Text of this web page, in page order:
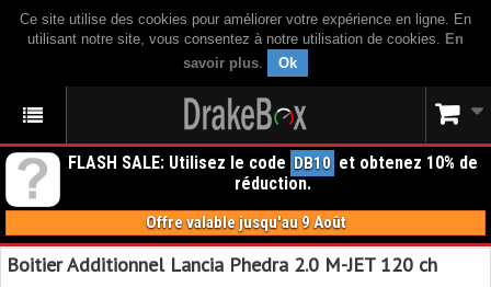
Ce site utilise des cookies pour améliorer votre expérience en ligne. En
utilisant notre site, vous consentez à notre utilisation de cookies. En
savoir plus. Ok
FLASH SALE: Utilisez le code DB10 et obtenez 10% de
réduction.
Offre valable jusqu'au 9 Août
Boitier Additionnel Lancia Phedra 2.0 M-JET 120 ch